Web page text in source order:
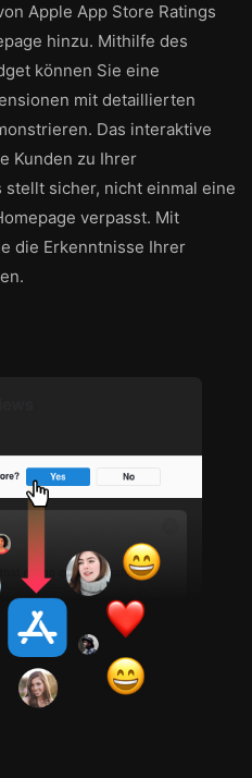
Apple App Store Ratings
hinzu. Mithilfe des
können Sie eine
mit detaillierten
Das interaktive
Kunden zu Ihrer
sicher, nicht einmal eine
verpasst. Mit
die Erkenntnisse Ihrer